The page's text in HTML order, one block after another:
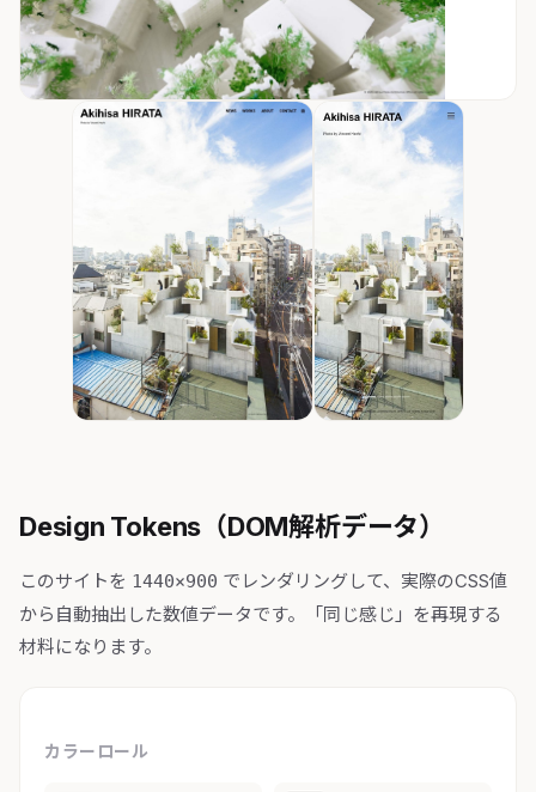
Design Tokens（DOM解析データ）
このサイトを 1440×900 でレンダリングして、実際のCSS値
から自動抽出した数値データです。「同じ感じ」を再現する
材料になります。
カラーロール